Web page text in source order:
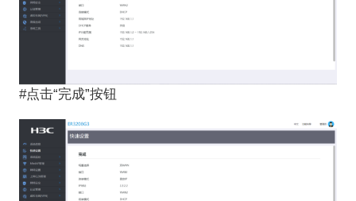
#点击“完成”按钮